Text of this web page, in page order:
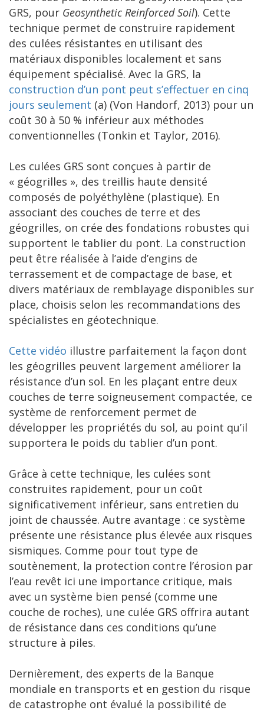
GRS, pour Geosynthetic Reinforced Soil). Cette
technique permet de construire rapidement
des culées résistantes en utilisant des
matériaux disponibles localement et sans
équipement spécialisé. Avec la GRS, la
construction d’un pont peut s’effectuer en cinq
jours seulement (a) (Von Handorf, 2013) pour un
coût 30 à 50 % inférieur aux méthodes
conventionnelles (Tonkin et Taylor, 2016).
Les culées GRS sont conçues à partir de
« géogrilles », des treillis haute densité
composés de polyéthylène (plastique). En
associant des couches de terre et des
géogrilles, on crée des fondations robustes qui
supportent le tablier du pont. La construction
peut être réalisée à l’aide d’engins de
terrassement et de compactage de base, et
divers matériaux de remblayage disponibles sur
place, choisis selon les recommandations des
spécialistes en géotechnique.
Cette vidéo illustre parfaitement la façon dont
les géogrilles peuvent largement améliorer la
résistance d’un sol. En les plaçant entre deux
couches de terre soigneusement compactée, ce
système de renforcement permet de
développer les propriétés du sol, au point qu’il
supportera le poids du tablier d’un pont.
Grâce à cette technique, les culées sont
construites rapidement, pour un coût
significativement inférieur, sans entretien du
joint de chaussée. Autre avantage : ce système
présente une résistance plus élevée aux risques
sismiques. Comme pour tout type de
soutènement, la protection contre l’érosion par
l’eau revêt ici une importance critique, mais
avec un système bien pensé (comme une
couche de roches), une culée GRS offrira autant
de résistance dans ces conditions qu’une
structure à piles.
Dernièrement, des experts de la Banque
mondiale en transports et en gestion du risque
de catastrophe ont évalué la possibilité de